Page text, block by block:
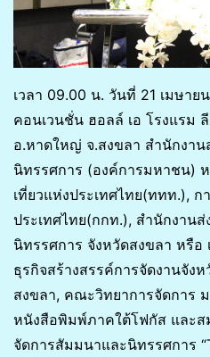
เวลา 09.00 น. วันที่ 21 เมษา
คอนเวนชั่น ฮอลล์ เอ โรงแรม
อ.หาดใหญ่ จ.สงขลา สำนักงาน
นิทรรศการ (องค์การมหาชน)
เที่ยวแห่งประเทศไทย(ททท.), ก
ประเทศไทย(กกท.), สำนักงานส่
นิทรรศการ จังหวัดสงขลา หรือ
ธุรกิจสร้างสรรค์การจัดงานจัง
สงขลา, คณะวิทยาการจัดการ
หนังสือพิมพ์ภาคใต้โฟกัส และ
จัดการสัมมนาและนิทรรศการ